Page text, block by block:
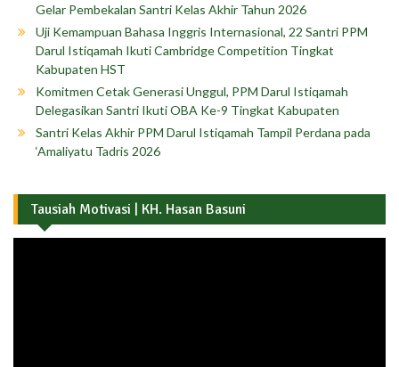
Gelar Pembekalan Santri Kelas Akhir Tahun 2026
Uji Kemampuan Bahasa Inggris Internasional, 22 Santri PPM
Darul Istiqamah Ikuti Cambridge Competition Tingkat
Kabupaten HST
Komitmen Cetak Generasi Unggul, PPM Darul Istiqamah
Delegasikan Santri Ikuti OBA Ke-9 Tingkat Kabupaten
Santri Kelas Akhir PPM Darul Istiqamah Tampil Perdana pada
‘Amaliyatu Tadris 2026
Tausiah Motivasi | KH. Hasan Basuni